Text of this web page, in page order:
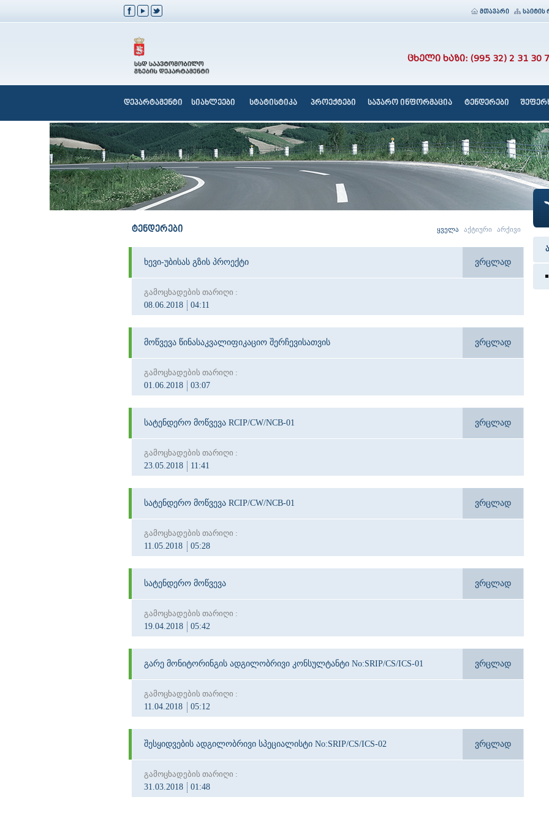
მთავარი საიტის
ცხელი ხაზი: (995 32) 2 31 30
დეპარტამენტი სიახლეები სტატისტიკა პროექტები საჯარო ინფორმაცია ტენდერები
ტენდერები ყველა აქტიური არქივი
ხევი-უბისას გზის პროექტი ვრცლად
გამოცხადების თარიღი :
08.06.2018
04:11
მოწვევა წინასაკვალიფიკაციო შერჩევისათვის ვრცლად
გამოცხადების თარიღი :
01.06.2018
03:07
სატენდერო მოწვევა RCIP/CW/NCB-01 ვრცლად
გამოცხადების თარიღი :
23.05.2018
11:41
სატენდერო მოწვევა RCIP/CW/NCB-01 ვრცლად
გამოცხადების თარიღი :
11.05.2018
05:28
სატენდერო მოწვევა ვრცლად
გამოცხადების თარიღი :
19.04.2018
05:42
გარე მონიტორინგის ადგილობრივი კონსულტანტი No:SRIP/CS/ICS-01 ვრცლად
გამოცხადების თარიღი :
11.04.2018
05:12
შესყიდვების ადგილობრივი სპეციალისტი No:SRIP/CS/ICS-02 ვრცლად
გამოცხადების თარიღი :
31.03.2018
01:48